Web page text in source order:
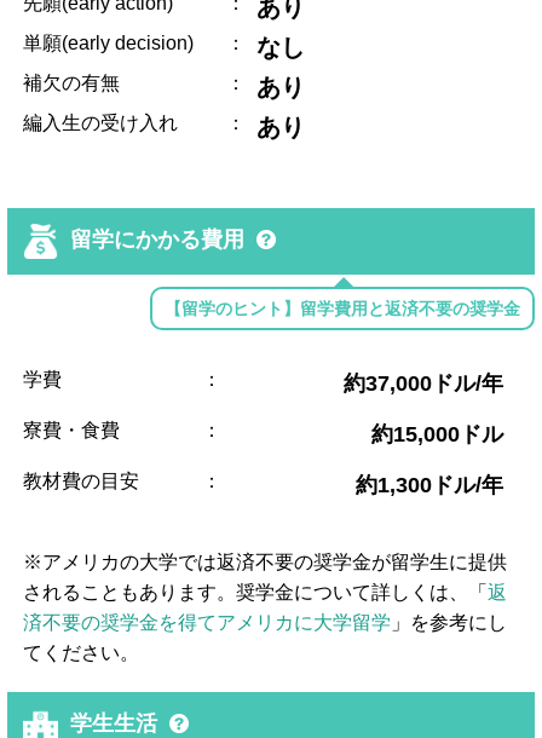
あり
単願(early decision) ： なし
補欠の有無 ： あり
編入生の受け入れ ： あり
留学にかかる費用
【留学のヒント】留学費用と返済不要の奨学金
学費 ： 約37,000ドル/年
寮費・食費 ： 約15,000ドル
教材費の目安 ： 約1,300ドル/年
※アメリカの大学では返済不要の奨学金が留学生に提供
されることもあります。奨学金について詳しくは、「返
済不要の奨学金を得てアメリカに大学留学 」を参考にし
てください。
学生生活